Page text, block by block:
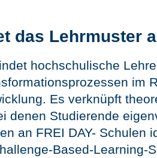
das Lehrmuster
hochschulische
im
Es verknüpft
denen Studierende
an FREI DAY- Schulen
Based-Learning-